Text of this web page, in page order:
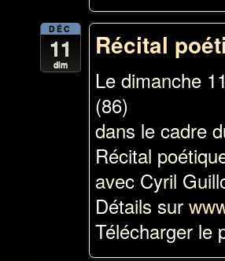
DÉC
11
dim
Récital
Le dimanche
(86)
dans le cadre
Récital
avec Cyril
Détails sur
Télécharger le